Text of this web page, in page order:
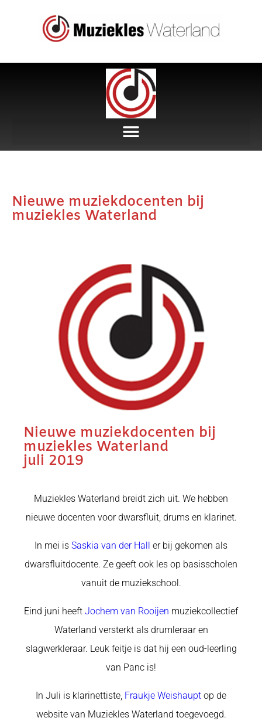
Nieuwe muziekdocenten bij
muziekles Waterland
Nieuwe muziekdocenten bij
muziekles Waterland
juli 2019
Muziekles Waterland breidt zich uit. We hebben
nieuwe docenten voor dwarsfluit, drums en klarinet.
In mei is Saskia van der Hall
er bij gekomen als
dwarsfluitdocente. Ze geeft ook les op basisscholen
vanuit de muziekschool.
Eind juni heeft Jochem van Rooijen muziekcollectief
Waterland versterkt als drumleraar en
slagwerkleraar. Leuk feitje is dat hij een oud-leerling
van Panc is!
In Juli is klarinettiste, Fraukje Weishaupt op de
website van Muziekles Waterland toegevoegd.